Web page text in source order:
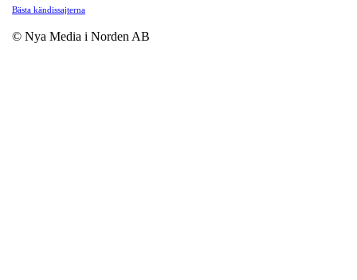
Bästa kändissajterna
© Nya Media i Norden AB